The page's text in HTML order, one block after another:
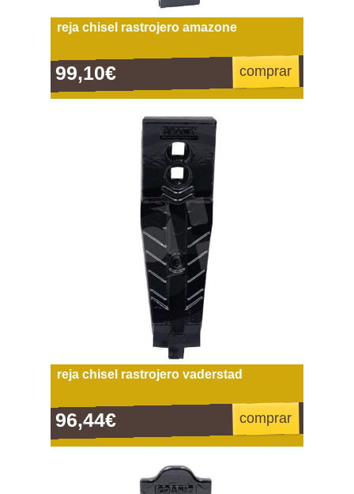
reja chisel rastrojero amazone
99,10€ comprar
reja chisel rastrojero vaderstad
96,44€ comprar